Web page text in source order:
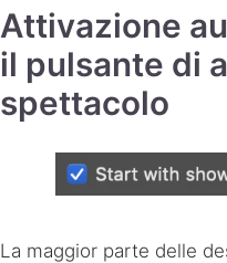
Attivazione
il pulsante di
spettacolo
La maggior parte delle